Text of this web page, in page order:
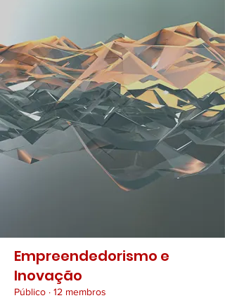
Empreendedorismo e
Inovação
Público · 12 membros